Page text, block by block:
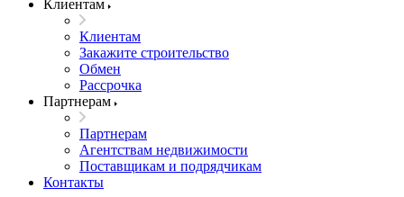
Клиентам
Клиентам
Закажите строительство
Обмен
Рассрочка
Партнерам
Партнерам
Агентствам недвижимости
Поставщикам и подрядчикам
Контакты